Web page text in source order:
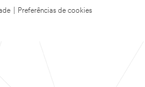
Preferências de cookies